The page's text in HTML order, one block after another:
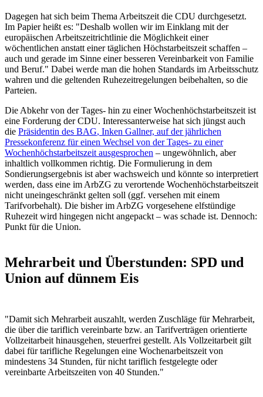
Dagegen hat sich beim Thema Arbeitszeit die CDU durchgesetzt.
Im Papier heißt es: "Deshalb wollen wir im Einklang mit der
europäischen Arbeitszeitrichtlinie die Möglichkeit einer
wöchentlichen anstatt einer täglichen Höchstarbeitszeit schaffen –
auch und gerade im Sinne einer besseren Vereinbarkeit von Familie
und Beruf." Dabei werde man die hohen Standards im Arbeitsschutz
wahren und die geltenden Ruhezeitregelungen beibehalten, so die
Parteien.
Die Abkehr von der Tages- hin zu einer Wochenhöchstarbeitszeit ist
eine Forderung der CDU. Interessanterweise hat sich jüngst auch
die Präsidentin des BAG, Inken Gallner, auf der jährlichen
Pressekonferenz für einen Wechsel von der Tages- zu einer
Wochenhöchstarbeitszeit ausgesprochen – ungewöhnlich, aber
inhaltlich vollkommen richtig. Die Formulierung in dem
Sondierungsergebnis ist aber wachsweich und könnte so interpretiert
werden, dass eine im ArbZG zu verortende Wochenhöchstarbeitszeit
nicht uneingeschränkt gelten soll (ggf. versehen mit einem
Tarifvorbehalt). Die bisher im ArbZG vorgesehene elfstündige
Ruhezeit wird hingegen nicht angepackt – was schade ist. Dennoch:
Punkt für die Union.
Mehrarbeit und Überstunden: SPD und
Union auf dünnem Eis
"Damit sich Mehrarbeit auszahlt, werden Zuschläge für Mehrarbeit,
die über die tariflich vereinbarte bzw. an Tarifverträgen orientierte
Vollzeitarbeit hinausgehen, steuerfrei gestellt. Als Vollzeitarbeit gilt
dabei für tarifliche Regelungen eine Wochenarbeitszeit von
mindestens 34 Stunden, für nicht tariflich festgelegte oder
vereinbarte Arbeitszeiten von 40 Stunden."